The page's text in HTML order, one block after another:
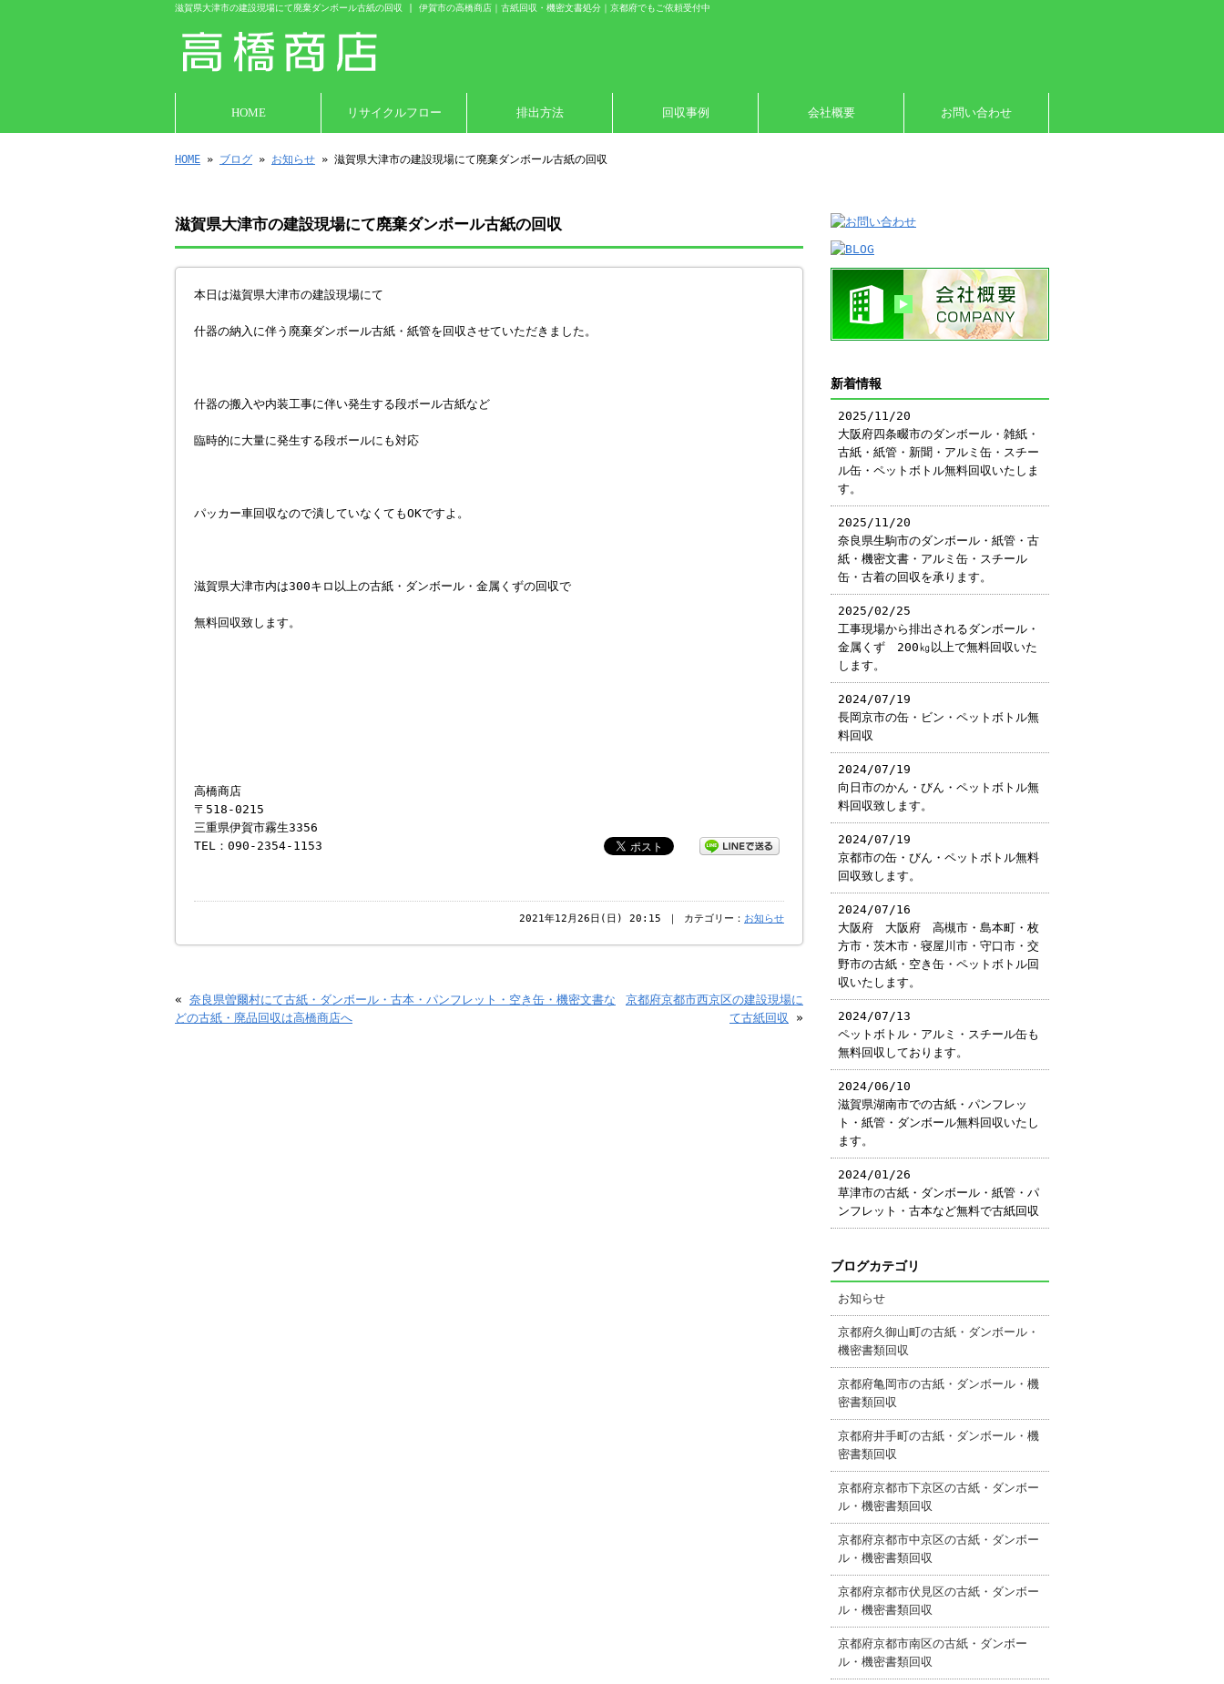
滋賀県大津市の建設現場にて廃棄ダンボール古紙の回収 | 伊賀市の高橋商店｜古紙回収・機密文書処分｜京都府でもご依頼受付中
HOME リサイクルフロー 排出方法 回収事例 会社概要 お問い合わせ
HOME » ブログ » お知らせ » 滋賀県大津市の建設現場にて廃棄ダンボール古紙の回収
滋賀県大津市の建設現場にて廃棄ダンボール古紙の回収
本日は滋賀県大津市の建設現場にて
什器の納入に伴う廃棄ダンボール古紙・紙管を回収させていただきました。
什器の搬入や内装工事に伴い発生する段ボール古紙など
臨時的に大量に発生する段ボールにも対応
パッカー車回収なので潰していなくてもOKですよ。
滋賀県大津市内は300キロ以上の古紙・ダンボール・金属くずの回収で
無料回収致します。
高橋商店
〒518-0215
三重県伊賀市霧生3356
TEL：090-2354-1153
2021年12月26日(日) 20:15 ｜ カテゴリー： お知らせ
« 奈良県曽爾村にて古紙・ダンボール・古本・パンフレット・空き缶・機密文書な
どの古紙・廃品回収は高橋商店へ
京都府京都市西京区の建設現場に
て古紙回収 »
新着情報
2025/11/20
大阪府四条畷市のダンボール・雑紙・
古紙・紙管・新聞・アルミ缶・スチー
ル缶・ペットボトル無料回収いたしま
す。
2025/11/20
奈良県生駒市のダンボール・紙管・古
紙・機密文書・アルミ缶・スチール
缶・古着の回収を承ります。
2025/02/25
工事現場から排出されるダンボール・
金属くず 200㎏以上で無料回収いた
します。
2024/07/19
長岡京市の缶・ビン・ペットボトル無
料回収
2024/07/19
向日市のかん・びん・ペットボトル無
料回収致します。
2024/07/19
京都市の缶・びん・ペットボトル無料
回収致します。
2024/07/16
大阪府 大阪府 高槻市・島本町・枚
方市・茨木市・寝屋川市・守口市・交
野市の古紙・空き缶・ペットボトル回
収いたします。
2024/07/13
ペットボトル・アルミ・スチール缶も
無料回収しております。
2024/06/10
滋賀県湖南市での古紙・パンフレッ
ト・紙管・ダンボール無料回収いたし
ます。
2024/01/26
草津市の古紙・ダンボール・紙管・パ
ンフレット・古本など無料で古紙回収
ブログカテゴリ
お知らせ
京都府久御山町の古紙・ダンボール・
機密書類回収
京都府亀岡市の古紙・ダンボール・機
密書類回収
京都府井手町の古紙・ダンボール・機
密書類回収
京都府京都市下京区の古紙・ダンボー
ル・機密書類回収
京都府京都市中京区の古紙・ダンボー
ル・機密書類回収
京都府京都市伏見区の古紙・ダンボー
ル・機密書類回収
京都府京都市南区の古紙・ダンボー
ル・機密書類回収